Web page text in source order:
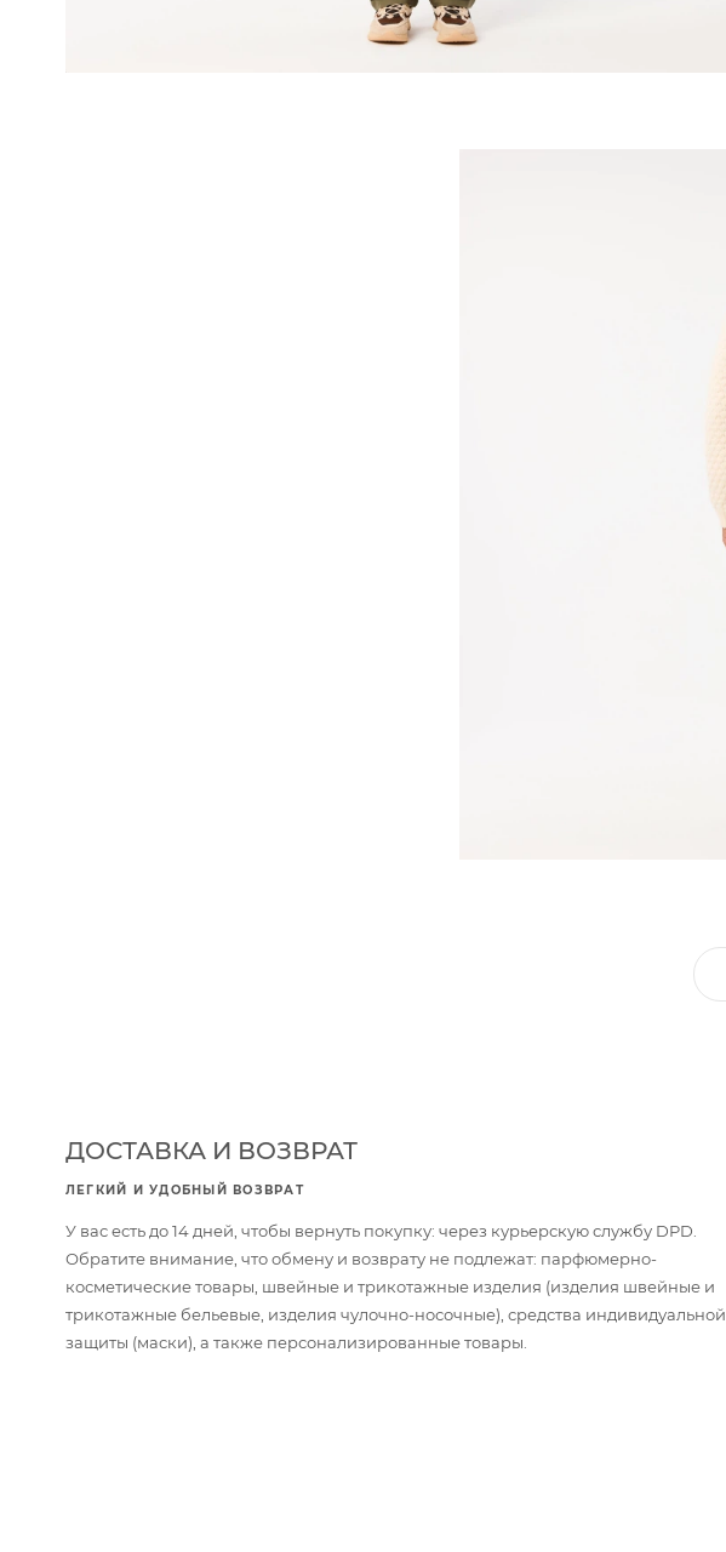
ДОСТАВКА И ВОЗВРАТ
ЛЕГКИЙ И УДОБНЫЙ ВОЗВРАТ
У вас есть до 14 дней, чтобы вернуть покупку: через курьерскую службу DPD.
Обратите внимание, что обмену и возврату не подлежат: парфюмерно-
косметические товары, швейные и трикотажные изделия (изделия швейные и
трикотажные бельевые, изделия чулочно-носочные), средства индивидуальной
защиты (маски), а также персонализированные товары.